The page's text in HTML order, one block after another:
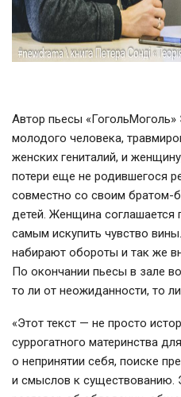
Автор пьесы «ГогольМоголь»
молодого человека,
женских гениталий, и
потери еще не родившегося
совместно со своим братом-
детей. Женщина соглашается
самым искупить чувство
набирают обороты и так же
По окончании пьесы в зале
то ли от неожиданности, то
«Этот текст — не просто
суррогатного материнства для
о непринятии себя, поиске
и смыслов к существованию.